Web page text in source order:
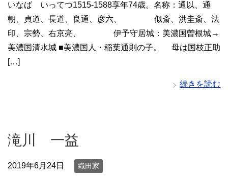
いなば いってつ1515-1588享年74歳。名称：通以、通
朝、貞道、長道、良通、彦六、 似斎、洪圭斎、法
印、宗勢、右京亮、 伊予守居城：美濃国曽根城→
美濃国清水城 ■美濃国人・稲葉通則の子。 母は国枝正助
[…]
続きを読む
滝川 一益
2019年6月24日 織田家